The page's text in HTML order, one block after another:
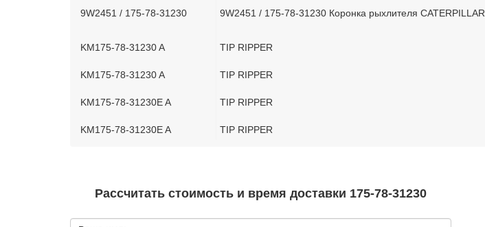
9W2451 / 175-78-31230 9W2451 / 175-78-31230 Коронка рыхлителя CATERPILLAR,
KM175-78-31230 A TIP RIPPER
KM175-78-31230 A
TIP RIPPER
KM175-78-31230E A TIP RIPPER
KM175-78-31230E A
TIP RIPPER
Рассчитать стоимость и время доставки 175-78-31230